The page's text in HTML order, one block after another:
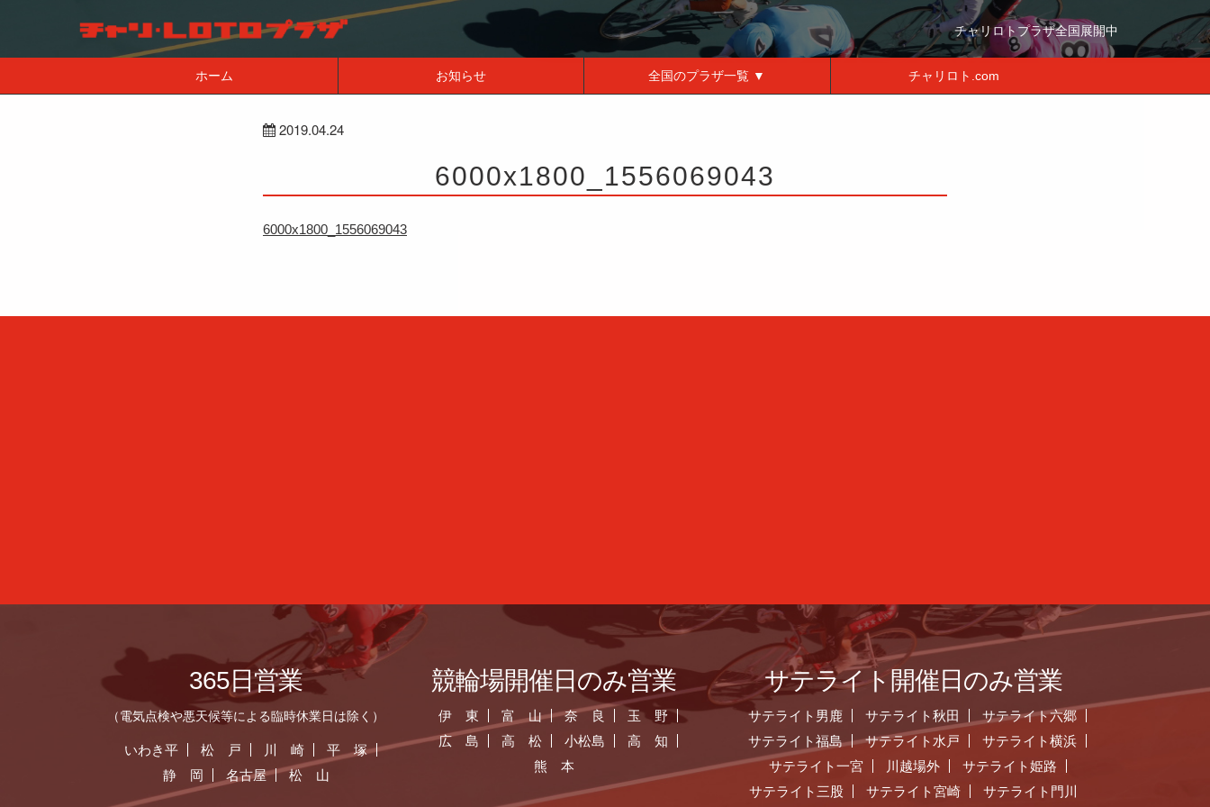
チャリロトプラザ全国展開中
ホーム お知らせ 全国のプラザ一覧 ▼ チャリロト.com
2019.04.24
6000x1800_1556069043
6000x1800_1556069043
365日営業
（電気点検や悪天候等による臨時休業日は除く）
いわき平 松 戸 川 崎
平 塚
静 岡
名古屋 松 山
競輪場開催日のみ営業
伊 東 富 山 奈 良
玉 野
広 島
高 松 小松島
高 知
熊 本
サテライト開催日のみ営業
サテライト男鹿 サテライト秋田
サテライト六郷
サテライト福島
サテライト水戸
サテライト横浜
サテライト一宮
川越場外
サテライト姫路
サテライト三股
サテライト宮崎 サテライト門川